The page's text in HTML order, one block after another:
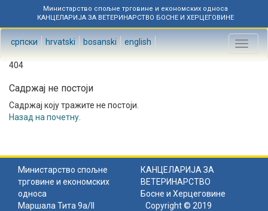
Министарство спољне трговине и економских односа
КАНЦЕЛАРИЈА ЗА ВЕТЕРИНАРСТВО БОСНЕ И ХЕРЦЕГОВИНЕ
српски hrvatski bosanski english
Toggle
404
Садржај не постоји
Садржај коју тражите не постоји.
Назад на почетну
Министарство спољне
трговине и економских
односа
КАНЦЕЛАРИЈА ЗА
ВЕТЕРИНАРСТВО
Босне и Херцеговине
Маршала Тита 9а/II
Copyright © 2019